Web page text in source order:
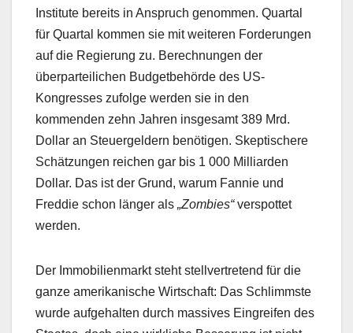
Institute bereits in Anspruch genommen. Quartal
für Quartal kommen sie mit weiteren Forderungen
auf die Regierung zu. Berechnungen der
überparteilichen Budgetbehörde des US-
Kongresses zufolge werden sie in den
kommenden zehn Jahren insgesamt 389 Mrd.
Dollar an Steuergeldern benötigen. Skeptischere
Schätzungen reichen gar bis 1 000 Milliarden
Dollar. Das ist der Grund, warum Fannie und
Freddie schon länger als „Zombies“verspottet
werden.
Der Immobilienmarkt steht stellvertretend für die
ganze amerikanische Wirtschaft: Das Schlimmste
wurde aufgehalten durch massives Eingreifen des